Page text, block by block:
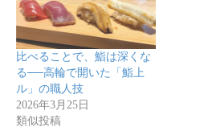
比べることで、鮨は深くな
る──高輪で開いた「鮨上
ル」の職人技
2026年3月25日
類似投稿